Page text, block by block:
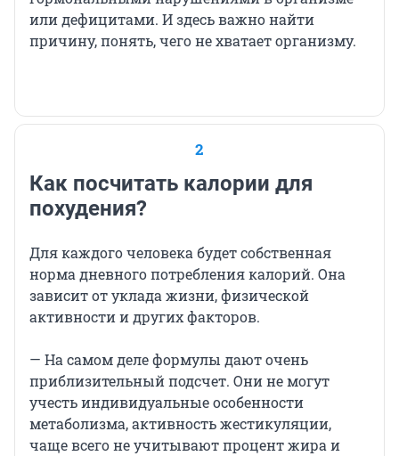
или дефицитами. И здесь важно найти
причину, понять, чего не хватает организму.
2
Как посчитать калории для
похудения?
Для каждого человека будет собственная
норма дневного потребления калорий. Она
зависит от уклада жизни, физической
активности и других факторов.
— На самом деле формулы дают очень
приблизительный подсчет. Они не могут
учесть индивидуальные особенности
метаболизма, активность жестикуляции,
чаще всего не учитывают процент жира и